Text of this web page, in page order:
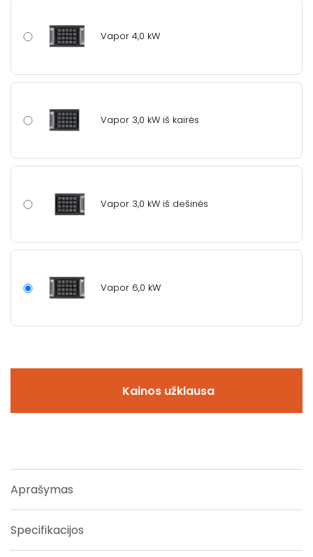
Vapor 4,0 kW
Vapor 3,0 kW iš kairės
Vapor 3,0 kW iš dešinės
Vapor 6,0 kW
Kainos užklausa
Aprašymas
Specifikacijos